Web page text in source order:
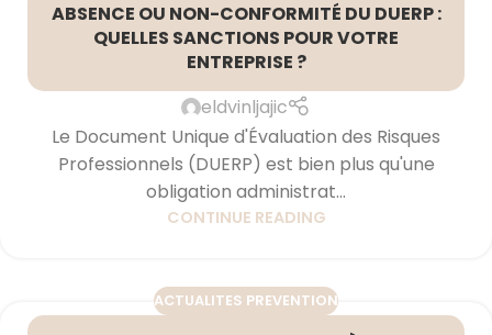
ABSENCE OU NON-CONFORMITÉ DU DUERP :
QUELLES SANCTIONS POUR VOTRE
ENTREPRISE ?
eldvinljajic
Le Document Unique d'Évaluation des Risques
Professionnels (DUERP) est bien plus qu'une
obligation administrat...
CONTINUE READING
ACTUALITES PREVENTION